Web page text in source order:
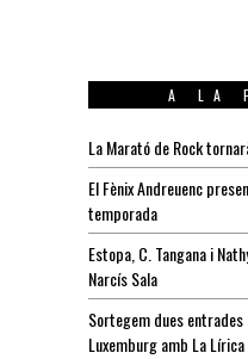
A LA
La Marató de Rock
El Fènix Andreuenc
temporada
Estopa, C. Tangana i
Narcís Sala
Sortegem dues entrades
Luxemburg amb La Lírica